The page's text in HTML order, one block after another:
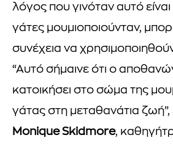
λόγος που γινόταν αυτό είναι
γάτες μουμιοποιούνταν,
συνέχεια να
“Αυτό σήμαινε ότι ο
κατοικήσει στο σώμα της
γάτας στη μεταθανάτια ζωή”,
Monique Skidmore,